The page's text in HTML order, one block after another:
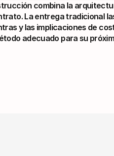
combina la
La entrega tradicional
y las implicaciones de
adecuado para su